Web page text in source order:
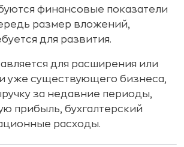
финансовые показатели
размер вложений,
для развития.
для расширения или
уже существующего бизнеса,
за недавние периоды,
прибыль, бухгалтерский
расходы.